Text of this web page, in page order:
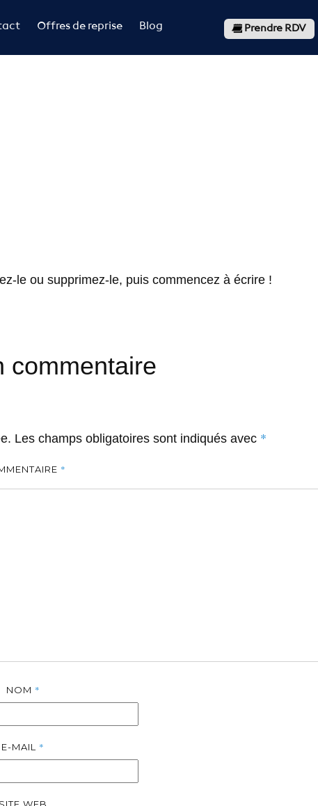
Prendre RDV
Offres de reprise Blog
le ou supprimez-le, puis commencez à écrire !
commentaire
Les champs obligatoires sont indiqués avec *
*
NOM *
E-MAIL *
SITE WEB